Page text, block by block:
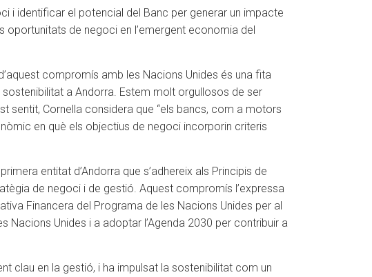
i identificar el potencial del Banc per generar un impacte
oportunitats de negoci en l’emergent economia del
compromís amb les Nacions Unides és una fita
a Andorra. Estem molt orgullosos de ser
sentit, Cornella considera que “els bancs, com a motors
en què els objectius de negoci incorporin criteris
entitat d’Andorra que s’adhereix als Principis de
de negoci i de gestió. Aquest compromís l’expressa
Financera del Programa de les Nacions Unides per al
Nacions Unides i a adoptar l’Agenda 2030 per contribuir a
clau en la gestió, i ha impulsat la sostenibilitat com un